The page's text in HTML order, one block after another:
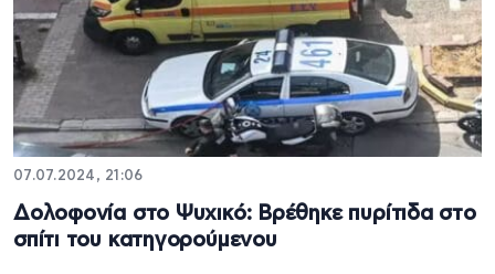
07.07.2024, 21:06
Δολοφονία στο Ψυχικό: Βρέθηκε πυρίτιδα στο
σπίτι του κατηγορούμενου